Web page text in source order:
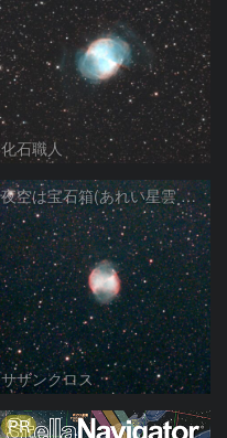
化石職人
夜空は宝石箱(あれい星雲 M27) Seestar50
サザンクロス
PR